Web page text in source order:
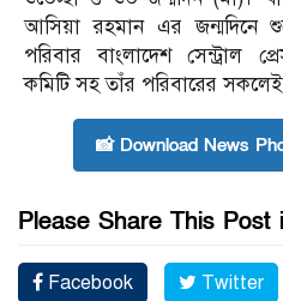
আসিয়া রহমান এর জন্মদিনে
পরিবার বাংলাদেশ সেন্ট্রাল
কমিটি সহ তাঁর পরিবারের
📸 Download News
Please Share This
Facebook Twitter